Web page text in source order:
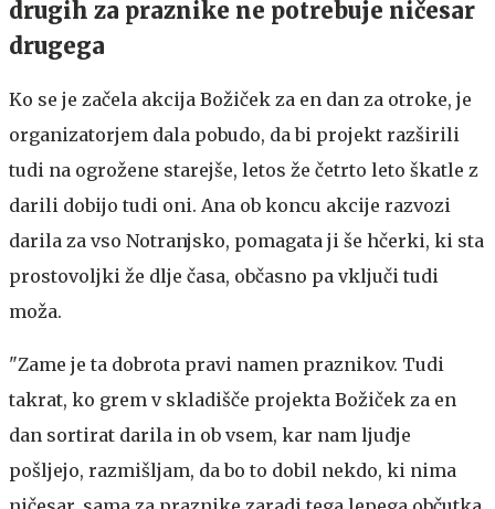
drugih za praznike ne potrebuje ničesar
drugega
Ko se je začela akcija Božiček za en dan za otroke, je
organizatorjem dala pobudo, da bi projekt razširili
tudi na ogrožene starejše, letos že četrto leto škatle z
darili dobijo tudi oni. Ana ob koncu akcije razvozi
darila za vso Notranjsko, pomagata ji še hčerki, ki sta
prostovoljki že dlje časa, občasno pa vključi tudi
moža.
"Zame je ta dobrota pravi namen praznikov. Tudi
takrat, ko grem v skladišče projekta Božiček za en
dan sortirat darila in ob vsem, kar nam ljudje
pošljejo, razmišljam, da bo to dobil nekdo, ki nima